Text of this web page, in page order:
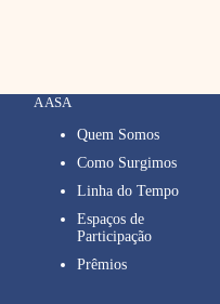
A ASA
Quem Somos
Como Surgimos
Linha do Tempo
Espaços de
Participação
Prêmios